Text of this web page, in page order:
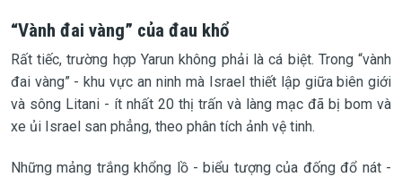
“Vành đai vàng” của đau khổ
Rất tiếc, trường hợp Yarun không phải là cá biệt. Trong “vành
đai vàng” - khu vực an ninh mà Israel thiết lập giữa biên giới
và sông Litani - ít nhất 20 thị trấn và làng mạc đã bị bom và
xe ủi Israel san phẳng, theo phân tích ảnh vệ tinh.
Những mảng trắng khổng lồ - biểu tượng của đống đổ nát -